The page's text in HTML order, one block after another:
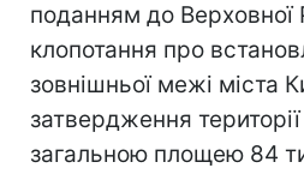
поданням до Верховної
клопотання про
зовнішньої межі міста
затвердження території
загальною площею 84